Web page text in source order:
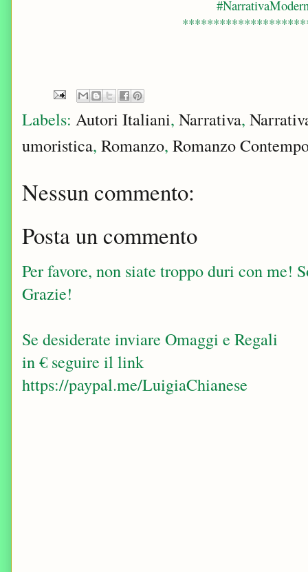
Labels: Autori Italiani, Narrativa,
umoristica, Romanzo, Romanzo
Nessun commento:
Posta un commento
Per favore, non siate troppo duri con
Grazie!
Se desiderate inviare Omaggi e Regali
in € seguire il link
https://paypal.me/LuigiaChianese